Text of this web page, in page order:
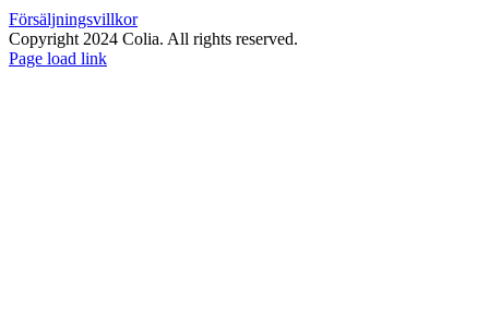
Försäljningsvillkor
Copyright 2024 Colia. All rights reserved.
Page load link